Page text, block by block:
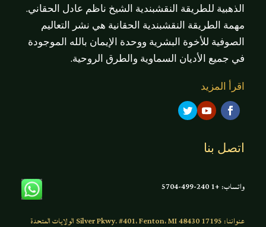
الذهبية للطريقة النقشبندية الشيخ ناظم عادل الحقاني.
مهمة الطريقة النقشبندية الحقانية هي نشر التعاليم
الصوفية للأخوة البشرية ووحدة الإيمان بالله الموجودة
في جميع الأديان السماوية والطرق الروحية.
اقرأ المزيد
اتصل بنا
واتساب: +1 240-499-5704
عنواننا: 17195 Silver Pkwy. #401، Fenton، MI 48430 الولايات المتحدة